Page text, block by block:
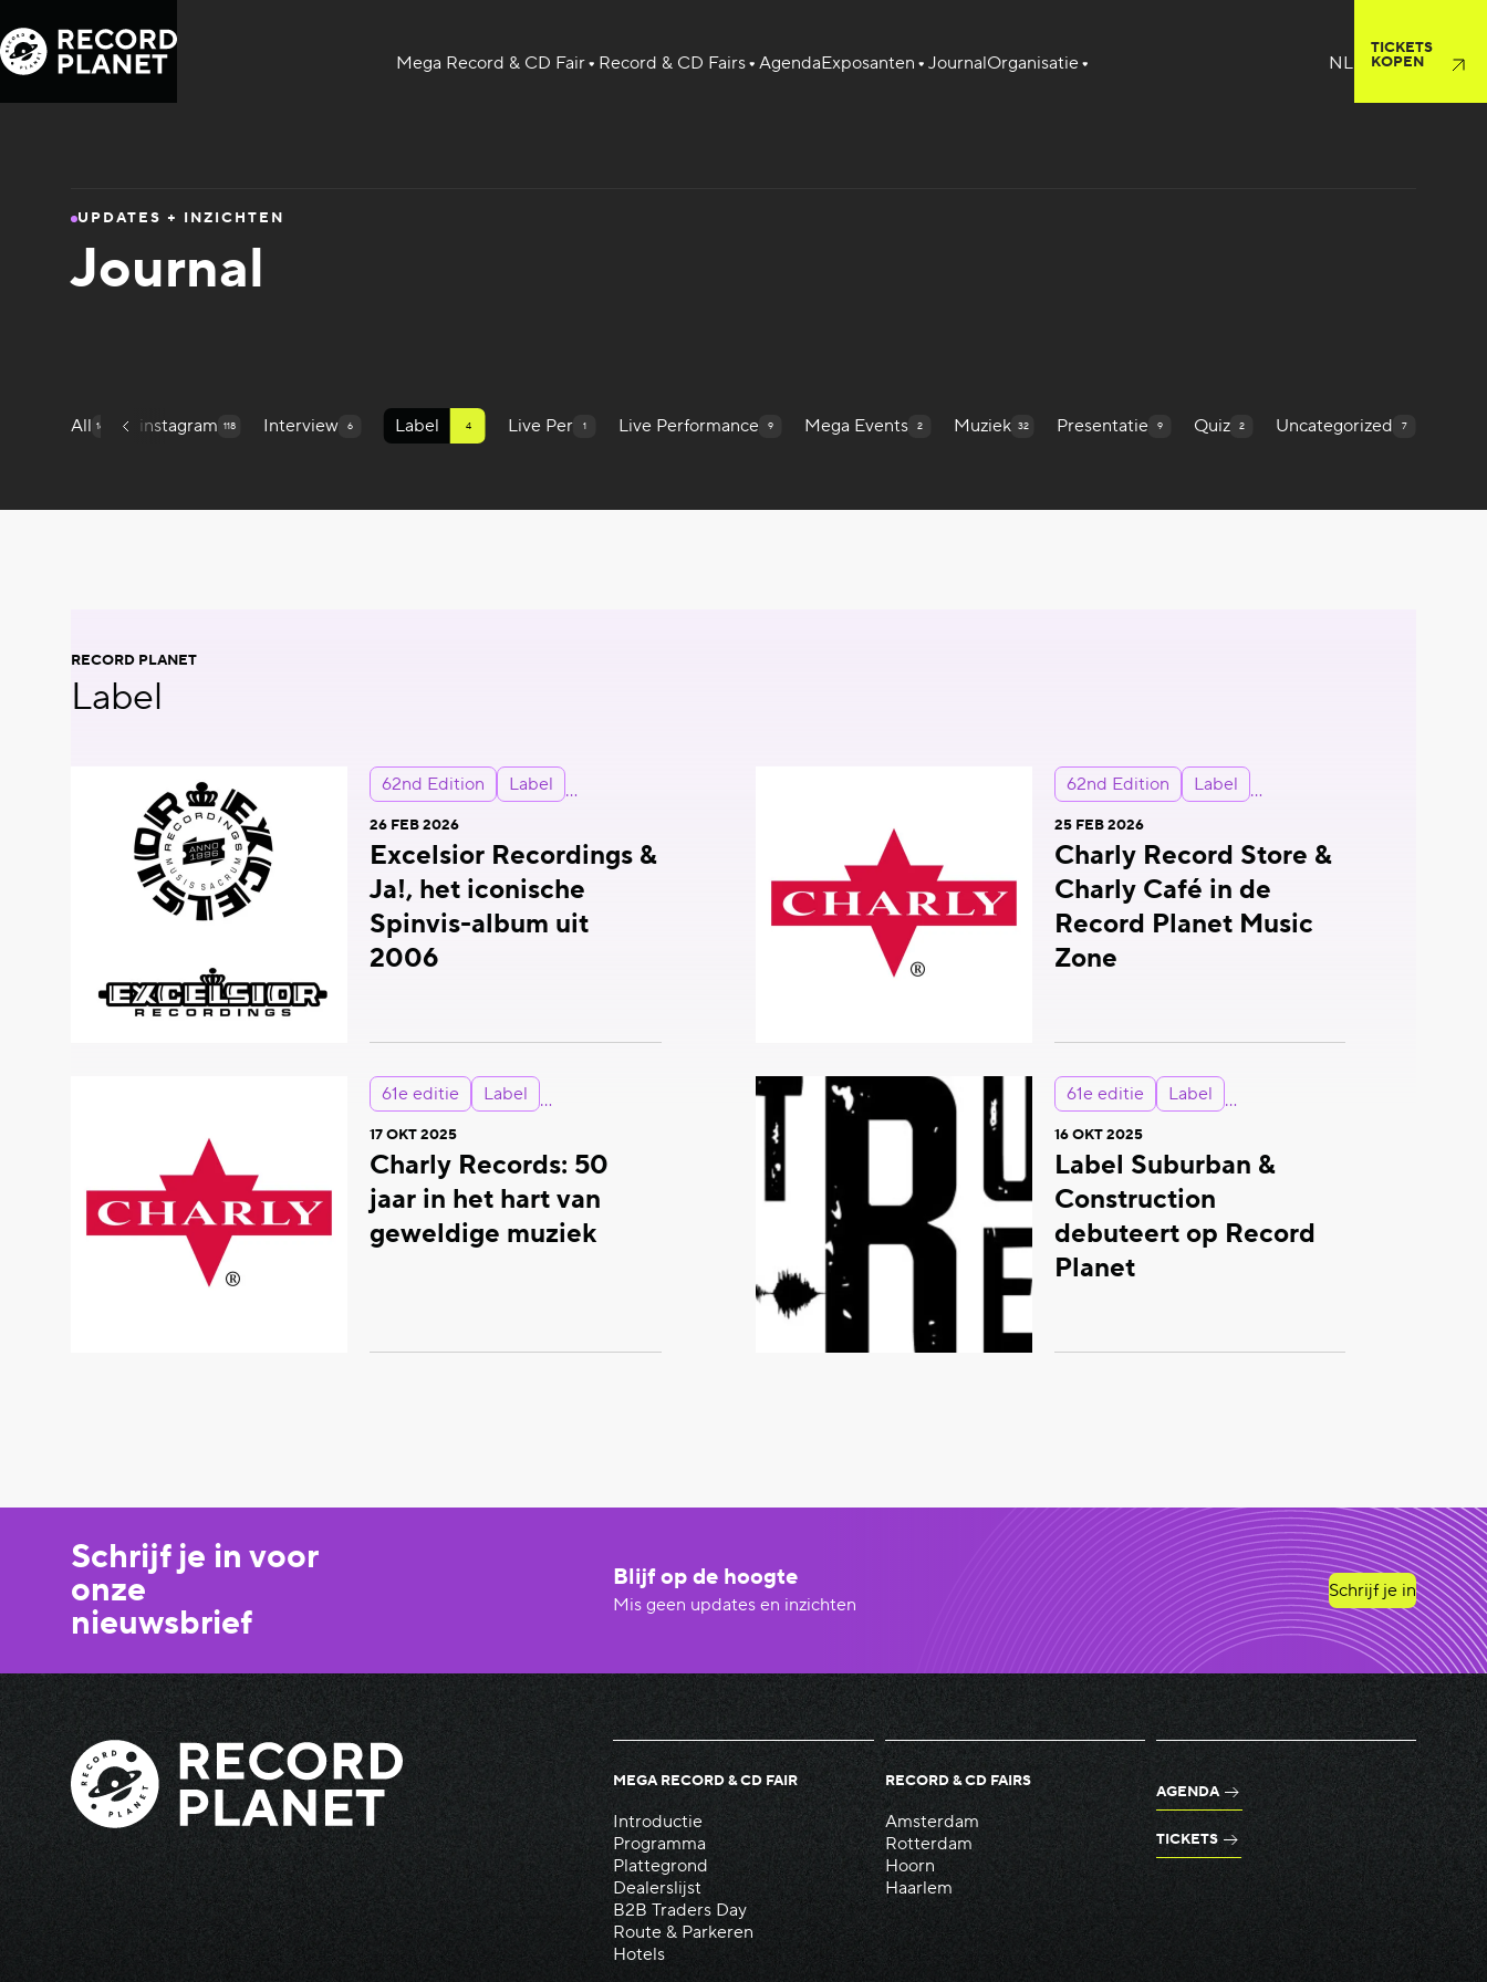
Mega Record & CD Fair Record & CD Fairs AgendaExposanten JournalOrganisatie
TICKETS
KOPEN
UPDATES + INZICHTEN
Journal
All 168
Hi-Fi instagram 118 Interview 6 Label 4 Live Per 1 Live Performance 9 Mega Events 2 Muziek 32 Presentatie 9 Quiz 2 Uncategorized 7
RECORD PLANET
Label
62nd Edition Label
26 FEB 2026
Excelsior Recordings &
Ja!, het iconische
Spinvis-album uit
2006
62nd Edition Label
25 FEB 2026
Charly Record Store &
Charly Café in de
Record Planet Music
Zone
61e editie Label
17 OKT 2025
Charly Records: 50
jaar in het hart van
geweldige muziek
61e editie Label
16 OKT 2025
Label Suburban &
Construction
debuteert op Record
Planet
Schrijf je in voor
onze
nieuwsbrief
Blijf op de hoogte
Mis geen updates en inzichten
Schrijf je in
AGENDA
TICKETS
MEGA RECORD & CD FAIR
Introductie
Programma
Plattegrond
Dealerslijst
B2B Traders Day
Route & Parkeren
Hotels
RECORD & CD FAIRS
Amsterdam
Rotterdam
Hoorn
Haarlem